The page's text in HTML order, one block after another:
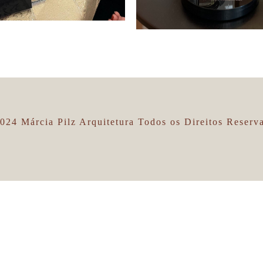
Márcia Pilz Arquitetura Todos os Direitos